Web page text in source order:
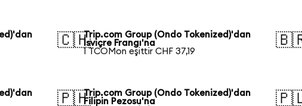
🇨🇭Trip.com Group (Ondo Tokenized)'dan
İsviçre Frangı'na
1 TCOMon eşittir CHF 37,19
🇵🇭Trip.com Group (Ondo Tokenized)'dan
Filipin Pezosu'na